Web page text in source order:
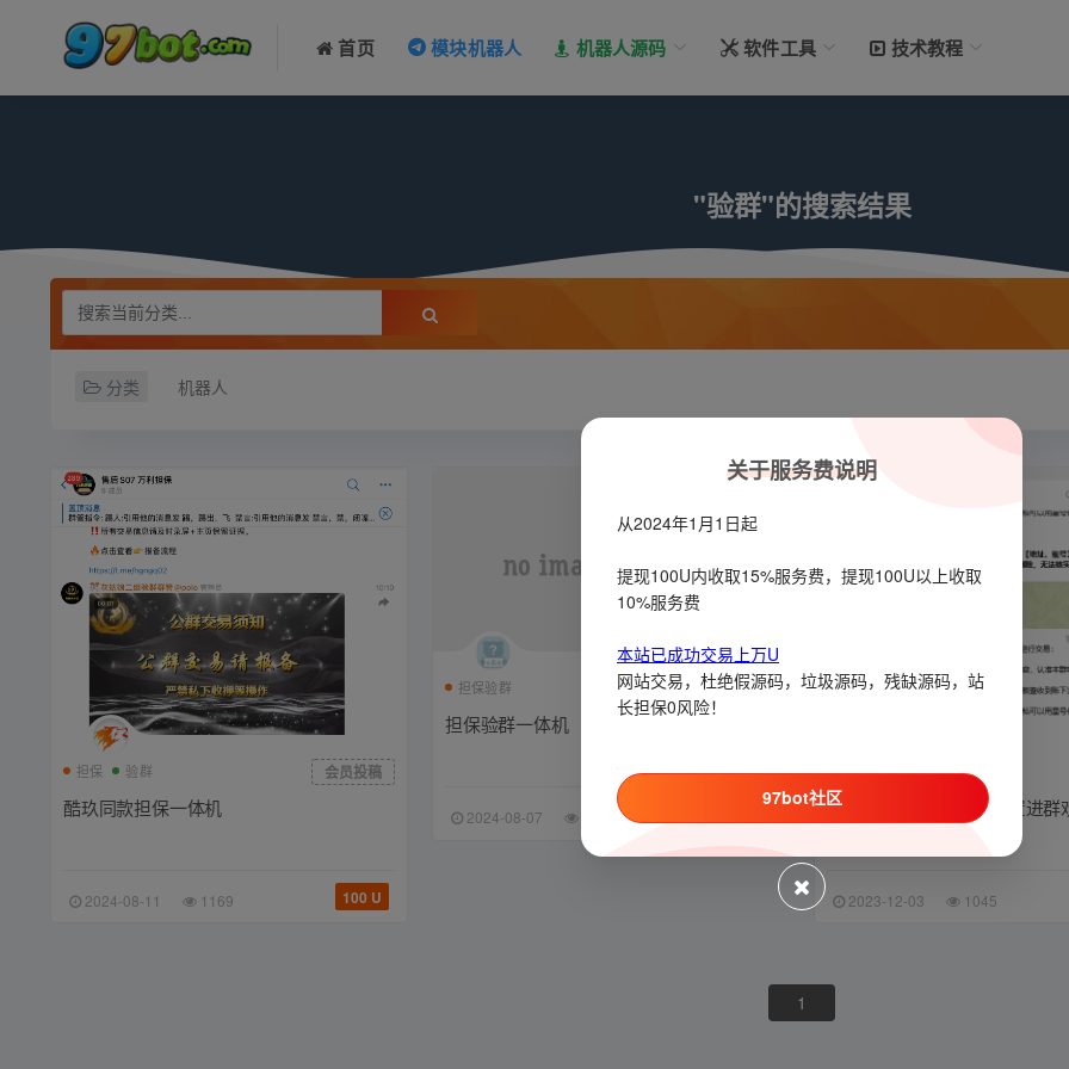
首页 模块机器人 机器人源码 软件工具 技术教程
"验群"的搜索结果
分类 机器人
会员投稿
担保 验群
酷玖同款担保一体机
2024-08-11 1169 100 U
会员投稿
担保验群
担保验群一体机
2024-08-07 免费
机器人 自定义 验群
验群机器人 可自定义设置进群
2023-12-03 1045
1
关于服务费说明
从2024年1月1日起
提现100U内收取15%服务费，提现100U以上收取
10%服务费
本站已成功交易上万U
网站交易，杜绝假源码，垃圾源码，残缺源码，站
长担保0风险！
97bot社区